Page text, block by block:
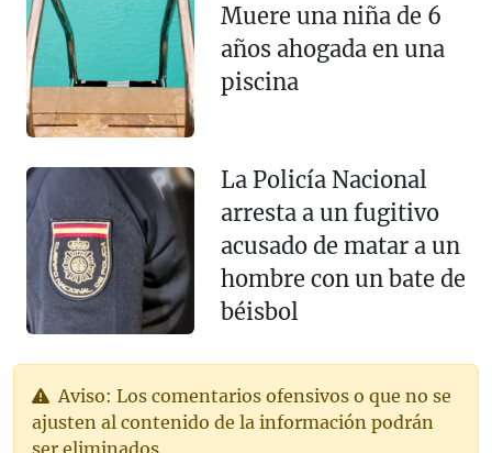
Muere una niña de 6
años ahogada en una
piscina
La Policía Nacional
arresta a un fugitivo
acusado de matar a un
hombre con un bate de
béisbol
Aviso: Los comentarios ofensivos o que no se
ajusten al contenido de la información podrán
ser eliminados.